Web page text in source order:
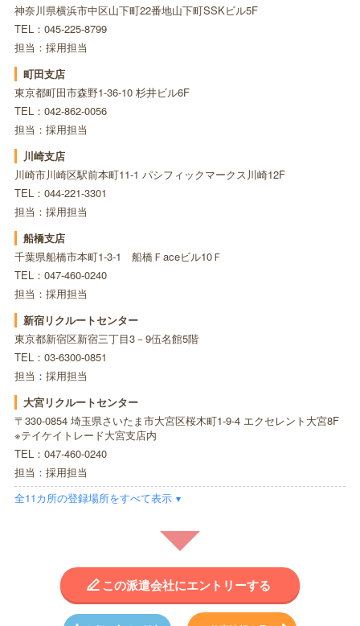
神奈川県横浜市中区山下町22番地山下町SSKビル5F
TEL：045-225-8799
担当：採用担当
町田支店
東京都町田市森野1-36-10 杉井ビル6F
TEL：042-862-0056
担当：採用担当
川崎支店
川崎市川崎区駅前本町11-1 パシフィックマークス川崎12F
TEL：044-221-3301
担当：採用担当
船橋支店
千葉県船橋市本町1-3-1 船橋Ｆaceビル10Ｆ
TEL：047-460-0240
担当：採用担当
新宿リクルートセンター
東京都新宿区新宿三丁目3－9伍名館5階
TEL：03-6300-0851
担当：採用担当
大宮リクルートセンター
〒330-0854 埼玉県さいたま市大宮区桜木町1-9-4 エクセレント大宮8F
※テイケイトレード大宮支店内
TEL：047-460-0240
担当：採用担当
全11カ所の登録場所をすべて表示
この派遣会社にエントリーする